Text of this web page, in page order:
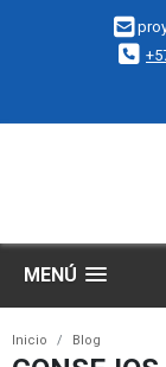
MENÚ
Inicio Blog